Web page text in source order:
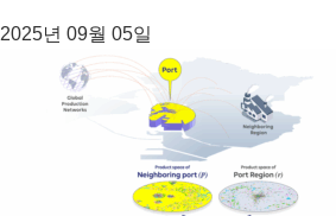
2025년 09월 05일